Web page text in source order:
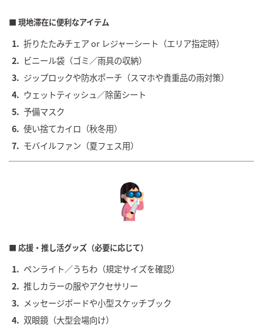
■ 現地滞在に便利なアイテム
折りたたみチェア or レジャーシート（エリア指定時）
ビニール袋（ゴミ／雨具の収納）
ジップロックや防水ポーチ（スマホや貴重品の雨対策）
ウェットティッシュ／除菌シート
予備マスク
使い捨てカイロ（秋冬用）
モバイルファン（夏フェス用）
■ 応援・推し活グッズ（必要に応じて）
ペンライト／うちわ（規定サイズを確認）
推しカラーの服やアクセサリー
メッセージボードや小型スケッチブック
双眼鏡（大型会場向け）